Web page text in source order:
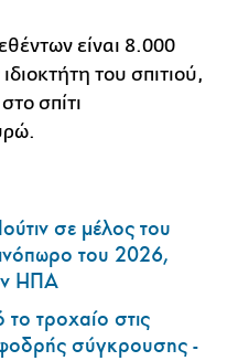
είναι 8.000
του σπιτιού,
σπίτι
σε μέλος του
του 2026,
ΗΠΑ
το τροχαίο στις
σύγκρουσης -